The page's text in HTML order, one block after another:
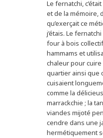
Le fernatchi,
et de la mémoire,
qu’exerçait ce
j’étais. Le
four à bois
hammams et
chaleur pour
quartier ainsi que
cuisaient
comme la
marrackchie ; la
viandes mijoté
cendre dans une
hermétiquement